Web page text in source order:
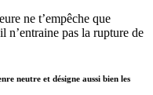
ne t’empêche que
n’entraine pas la rupture de
neutre et désigne aussi bien les